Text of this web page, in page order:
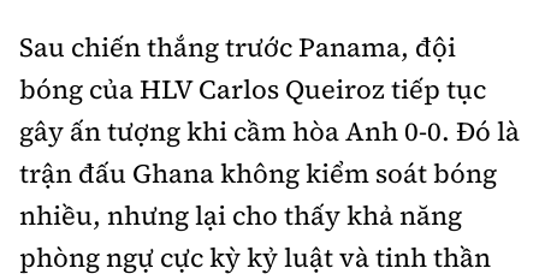
Sau chiến thắng trước Panama, đội
bóng của HLV Carlos Queiroz tiếp tục
gây ấn tượng khi cầm hòa Anh 0-0. Đó là
trận đấu Ghana không kiểm soát bóng
nhiều, nhưng lại cho thấy khả năng
phòng ngự cực kỳ kỷ luật và tinh thần